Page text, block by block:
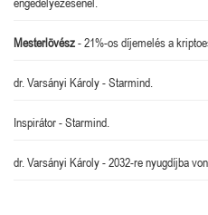
Mesterlövész-21%-os díjemelés a
dr. Varsányi Károly-Starmind.
Inspirátor-Starmind.
dr. Varsányi Károly-2032-re nyugdíjba